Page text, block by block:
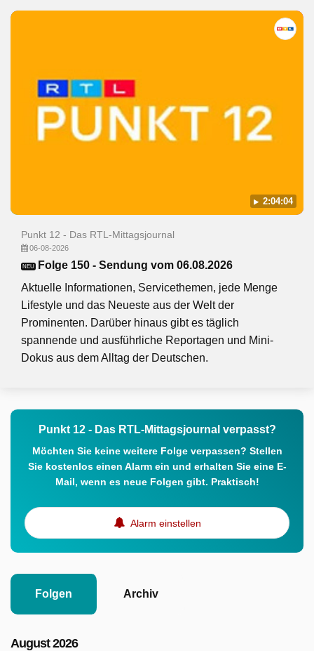
2:04:04
Punkt 12 - Das RTL-Mittagsjournal
06-08-2026
NEU
Folge 150 - Sendung vom 06.08.2026
Aktuelle Informationen, Servicethemen, jede Menge
Lifestyle und das Neueste aus der Welt der
Prominenten. Darüber hinaus gibt es täglich
spannende und ausführliche Reportagen und Mini-
Dokus aus dem Alltag der Deutschen.
Punkt 12 - Das RTL-Mittagsjournal verpasst?
Möchten Sie keine weitere Folge verpassen? Stellen
Sie kostenlos einen Alarm ein und erhalten Sie eine E-
Mail, wenn es neue Folgen gibt. Praktisch!
Alarm einstellen
Folgen Archiv
August 2026